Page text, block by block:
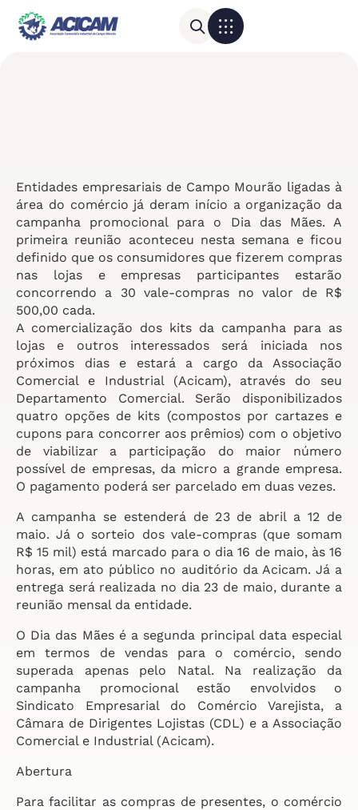
Entidades empresariais de Campo Mourão ligadas à
área do comércio já deram início a organização da
campanha promocional para o Dia das Mães. A
primeira reunião aconteceu nesta semana e ficou
definido que os consumidores que fizerem compras
nas lojas e empresas participantes estarão
concorrendo a 30 vale-compras no valor de R$
500,00 cada.
A comercialização dos kits da campanha para as
lojas e outros interessados será iniciada nos
próximos dias e estará a cargo da Associação
Comercial e Industrial (Acicam), através do seu
Departamento Comercial. Serão disponibilizados
quatro opções de kits (compostos por cartazes e
cupons para concorrer aos prêmios) com o objetivo
de viabilizar a participação do maior número
possível de empresas, da micro a grande empresa.
O pagamento poderá ser parcelado em duas vezes.
A campanha se estenderá de 23 de abril a 12 de
maio. Já o sorteio dos vale-compras (que somam
R$ 15 mil) está marcado para o dia 16 de maio, às 16
horas, em ato público no auditório da Acicam. Já a
entrega será realizada no dia 23 de maio, durante a
reunião mensal da entidade.
O Dia das Mães é a segunda principal data especial
em termos de vendas para o comércio, sendo
superada apenas pelo Natal. Na realização da
campanha promocional estão envolvidos o
Sindicato Empresarial do Comércio Varejista, a
Câmara de Dirigentes Lojistas (CDL) e a Associação
Comercial e Industrial (Acicam).
Abertura
Para facilitar as compras de presentes, o comércio